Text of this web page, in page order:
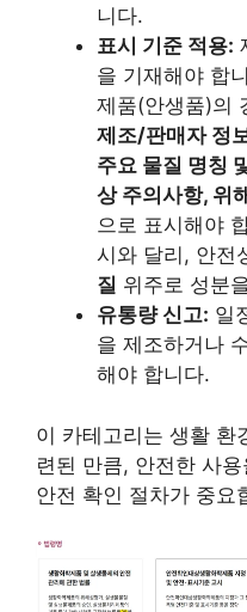
니다.
표시 기준 적용:
을 기재해야 합
제품(안생품)의
제조/판매자 정
주요 물질 명칭
상 주의사항, 위
으로 표시해야
시와 달리, 안전
질 위주로 성분
유통량 신고: 일
을 제조하거나
해야 합니다.
이 카테고리는 생활 환
련된 만큼, 안전한 사
안전 확인 절차가 중요